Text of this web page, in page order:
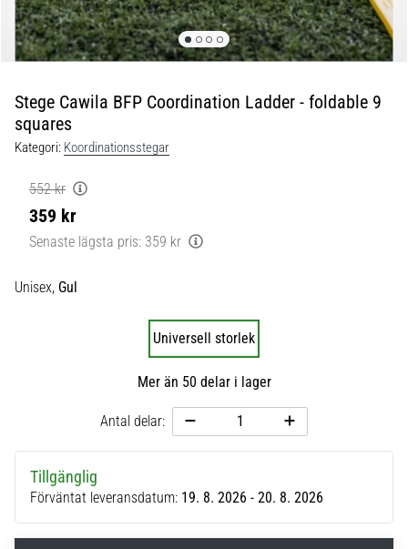
från
Nike,
adidas
PUMA.
Var
en
match,
mål
Upptäck
nya
Phantom
Stege Cawila BFP Coordination Ladder - foldable 9
squares
Kategori: Koordinationsstegar
552 kr
359 kr
Senaste lägsta pris: 359 kr
Unisex, Gul
Universell storlek
Mer än 50 delar i lager
Antal delar:
Tillgänglig
Förväntat leveransdatum: 19. 8. 2026 - 20. 8. 2026